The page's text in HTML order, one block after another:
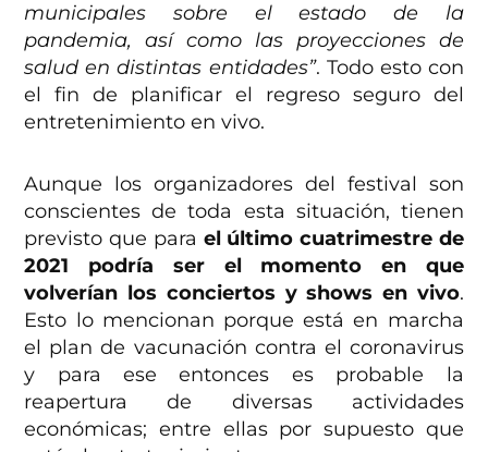
municipales sobre el estado de la
pandemia, así como las proyecciones de
salud en distintas entidades”. Todo esto con
el fin de planificar el regreso seguro del
entretenimiento en vivo.
Aunque los organizadores del festival son
conscientes de toda esta situación, tienen
previsto que para el último cuatrimestre de
2021 podría ser el momento en que
volverían los conciertos y shows en vivo.
Esto lo mencionan porque está en marcha
el plan de vacunación contra el coronavirus
y para ese entonces es probable la
reapertura de diversas actividades
económicas; entre ellas por supuesto que